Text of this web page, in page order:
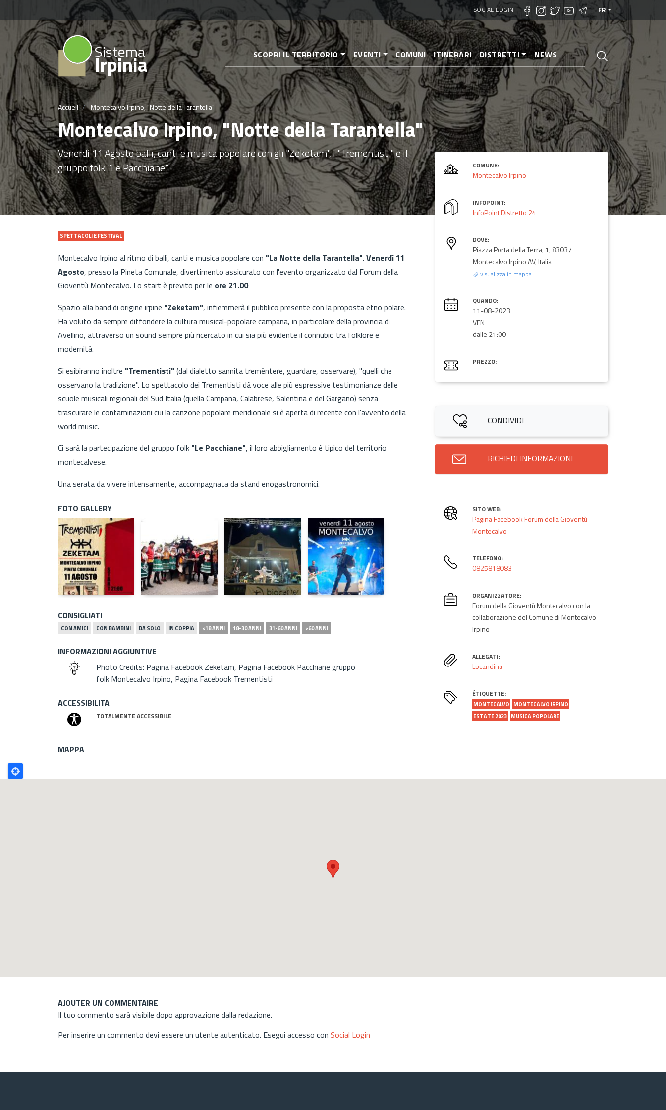
au
contenu
principal
SOCIAL LOGIN FR
Sistema
Irpinia SCOPRI IL TERRITORIO EVENTI COMUNI ITINERARI DISTRETTI NEWS
Accueil Montecalvo Irpino, "Notte della Tarantella"
Montecalvo Irpino, "Notte della Tarantella"
Venerdì 11 Agosto balli, canti e musica popolare con gli "Zeketam", i "Trementisti" e il
gruppo folk "Le Pacchiane"
SPETTACOLI E FESTIVAL
Montecalvo Irpino al ritmo di balli, canti e musica popolare con "La Notte della Tarantella". Venerdì 11
Agosto, presso la Pineta Comunale, divertimento assicurato con l'evento organizzato dal Forum della
Gioventù Montecalvo. Lo start è previto per le ore 21.00
Spazio alla band di origine irpine "Zeketam", infiemmerà il pubblico presente con la proposta etno polare.
Ha voluto da sempre diffondere la cultura musical-popolare campana, in particolare della provincia di
Avellino, attraverso un sound sempre più ricercato in cui sia più evidente il connubio tra folklore e
modernità.
Si esibiranno inoltre "Trementisti" (dal dialetto sannita tremèntere, guardare, osservare), "quelli che
osservano la tradizione". Lo spettacolo dei Trementisti dà voce alle più espressive testimonianze delle
scuole musicali regionali del Sud Italia (quella Campana, Calabrese, Salentina e del Gargano) senza
trascurare le contaminazioni cui la canzone popolare meridionale si è aperta di recente con l'avvento della
world music.
Ci sarà la partecipazione del gruppo folk "Le Pacchiane", il loro abbigliamento è tipico del territorio
montecalvese.
Una serata da vivere intensamente, accompagnata da stand enogastronomici.
FOTO GALLERY
CONSIGLIATI
CON AMICI CON BAMBINI DA SOLO IN COPPIA <18 ANNI 18-30 ANNI 31-60 ANNI >60 ANNI
INFORMAZIONI AGGIUNTIVE
Photo Credits: Pagina Facebook Zeketam, Pagina Facebook Pacchiane gruppo
folk Montecalvo Irpino, Pagina Facebook Trementisti
ACCESSIBILITA
TOTALMENTE ACCESSIBILE
COMUNE:
Montecalvo Irpino
INFOPOINT:
InfoPoint Distretto 24
DOVE:
Piazza Porta della Terra, 1, 83037
Montecalvo Irpino AV, Italia
visualizza in mappa
QUANDO:
11-08-2023
VEN
dalle 21:00
PREZZO:
CONDIVIDI
RICHIEDI INFORMAZIONI
SITO WEB:
Pagina Facebook Forum della Gioventù
Montecalvo
TELEFONO:
0825818083
ORGANIZZATORE:
Forum della Gioventù Montecalvo con la
collaborazione del Comune di Montecalvo
Irpino
ALLEGATI:
Locandina
ÉTIQUETTE:
MONTECALVO
MONTECALVO IRPINO
ESTATE 2023 MUSICA POPOLARE
MAPPA
Poligono
GEO
AJOUTER UN COMMENTAIRE
Il tuo commento sarà visibile dopo approvazione dalla redazione.
Per inserire un commento devi essere un utente autenticato. Esegui accesso con Social Login